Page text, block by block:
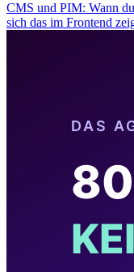
CMS und PIM: Wann
sich das im Frontend